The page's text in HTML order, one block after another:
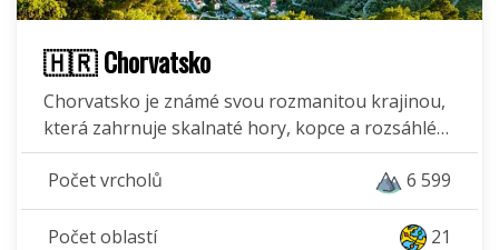
🇭🇷 Chorvatsko
Chorvatsko je známé svou rozmanitou krajinou,
která zahrnuje skalnaté hory, kopce a rozsáhlé…
Počet vrcholů 6 599
Počet oblastí 21